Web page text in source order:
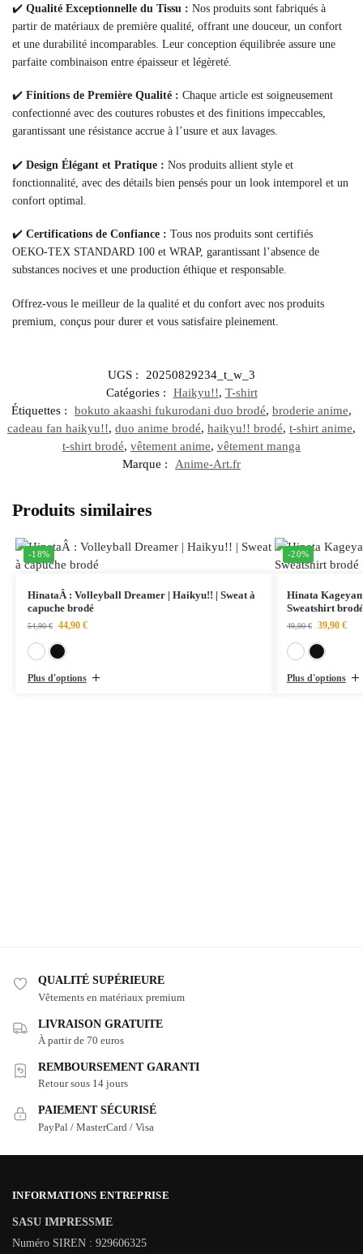
✔️ Qualité Exceptionnelle du Tissu : Nos produits sont fabriqués à
partir de matériaux de première qualité, offrant une douceur, un confort
et une durabilité incomparables. Leur conception équilibrée assure une
parfaite combinaison entre épaisseur et légèreté.
✔️ Finitions de Première Qualité : Chaque article est soigneusement
confectionné avec des coutures robustes et des finitions impeccables,
garantissant une résistance accrue à l’usure et aux lavages.
✔️ Design Élégant et Pratique : Nos produits allient style et
fonctionnalité, avec des détails bien pensés pour un look intemporel et un
confort optimal.
✔️ Certifications de Confiance : Tous nos produits sont certifiés
OEKO-TEX STANDARD 100 et WRAP, garantissant l’absence de
substances nocives et une production éthique et responsable.
Offrez-vous le meilleur de la qualité et du confort avec nos produits
premium, conçus pour durer et vous satisfaire pleinement.
UGS :
20250829234_t_w_3
Catégories :
Haikyu!!, T-shirt
Étiquettes :
bokuto akaashi fukurodani duo brodé, broderie anime,
cadeau fan haikyu!!, duo anime brodé, haikyu!! brodé, t-shirt anime,
t-shirt brodé, vêtement anime, vêtement manga
Marque :
Anime-Art.fr
Produits similaires
-18%
HinataÂ : Volleyball Dreamer | Haikyu!! | Sweat à
capuche brodé
54,90€ 44,90 €
Plus d'options
-20%
Hinata
Sweatshirt brodé
49,90€ 39,90 €
Plus d'options
QUALITÉ SUPÉRIEURE
Vêtements en matériaux premium
LIVRAISON GRATUITE
À partir de 70 euros
REMBOURSEMENT GARANTI
Retour sous 14 jours
PAIEMENT SÉCURISÉ
PayPal / MasterCard / Visa
INFORMATIONS ENTREPRISE
SASU IMPRESSME
Numéro SIREN : 929606325